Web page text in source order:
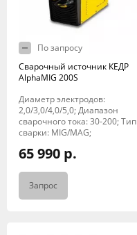
По запросу
Сварочный источник КЕДР
AlphaMIG 200S
Диаметр электродов:
2,0/3,0/4,0/5,0; Диапазон
сварочного тока: 30-200; Тип
сварки: MIG/MAG;
65 990 р.
Запрос